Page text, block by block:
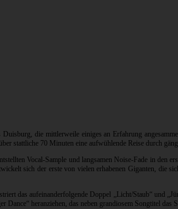
Duisburg, die mittlerweile einiges an Erfahrung
stattliche 70 Minuten eine aufwühlende Reise durch
Vocal-Sample und langsamen Noise-Fade in den
sich der erste von vielen erhabenen Giganten, die
das aufeinanderfolgende Doppel „Licht/Staub“ und
Dance“ heranziehen, das neben grandiosem Songtitel